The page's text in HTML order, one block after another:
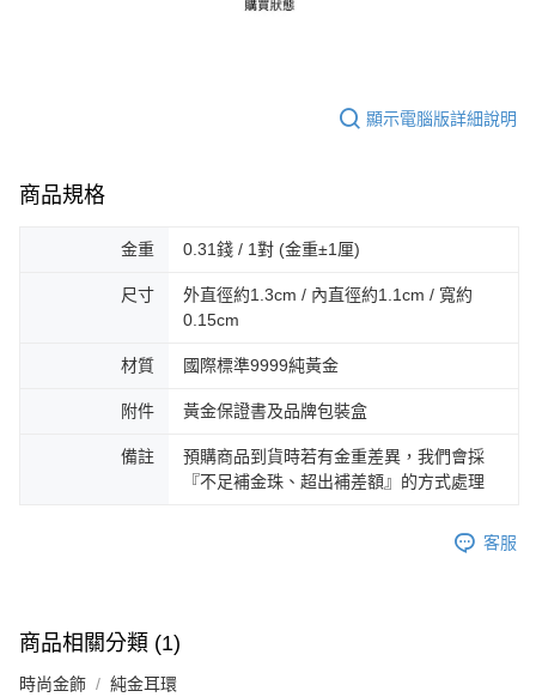
顯示電腦版詳細說明
商品規格
金重 0.31錢 / 1對 (金重±1厘)
尺寸
外直徑約1.3cm / 內直徑約1.1cm / 寬約
0.15cm
材質 國際標準9999純黃金
附件 黃金保證書及品牌包裝盒
備註
預購商品到貨時若有金重差異，我們會採
『不足補金珠、超出補差額』的方式處理
客服
商品相關分類 (1)
時尚金飾 純金耳環